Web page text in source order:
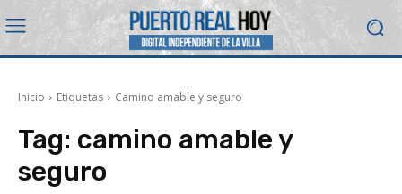
Inicio Etiquetas Camino amable y seguro
Tag: camino amable y
seguro